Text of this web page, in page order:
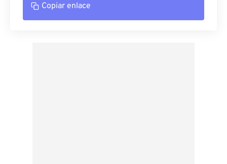
Copiar enlace